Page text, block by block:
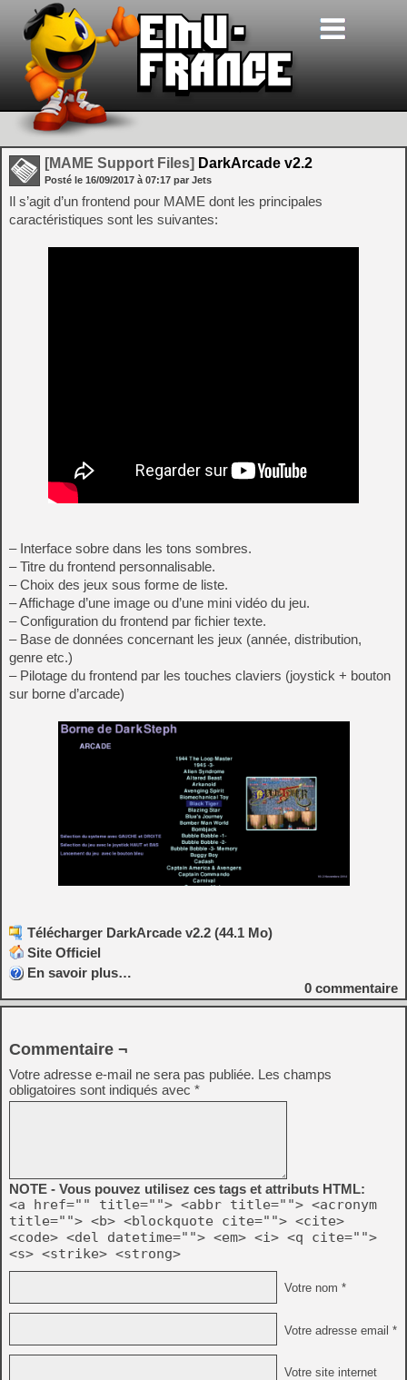
[MAME Support Files] DarkArcade v2.2
Posté le 16/09/2017 à 07:17 par Jets
Il s’agit d’un frontend pour MAME dont les principales
caractéristiques sont les suivantes:
– Interface sobre dans les tons sombres.
– Titre du frontend personnalisable.
– Choix des jeux sous forme de liste.
– Affichage d’une image ou d’une mini vidéo du jeu.
– Configuration du frontend par fichier texte.
– Base de données concernant les jeux (année, distribution,
genre etc.)
– Pilotage du frontend par les touches claviers (joystick + bouton
sur borne d’arcade)
Télécharger DarkArcade v2.2 (44.1 Mo)
Site Officiel
En savoir plus…
0 commentaire
Commentaire ¬
Votre adresse e-mail ne sera pas publiée. Les champs
obligatoires sont indiqués avec *
NOTE - Vous pouvez utilisez ces tags et attributs HTML:
<a href="" title=""> <abbr title=""> <acronym
title=""> <b> <blockquote cite=""> <cite>
<code> <del datetime=""> <em> <i> <q cite="">
<s> <strike> <strong>
Votre nom *
Votre adresse email *
Votre site internet